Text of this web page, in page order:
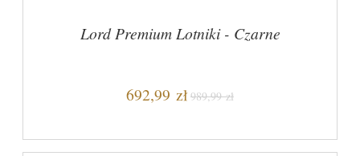
Lord Premium Lotniki - Czarne
692,99 zł 989,99 zł